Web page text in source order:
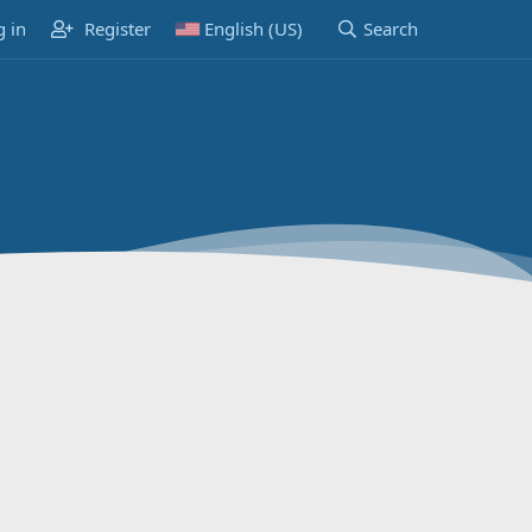
in Register English (US) Search